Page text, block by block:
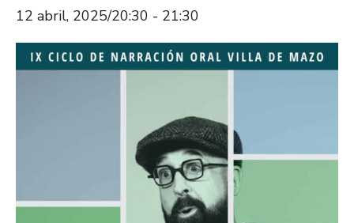
12 abril, 2025/20:30 - 21:30